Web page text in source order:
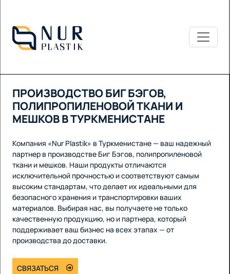
ПРОИЗВОДСТВО БИГ БЭГОВ,
ПОЛИПРОПИЛЕНОВОЙ ТКАНИ И
МЕШКОВ В ТУРКМЕНИСТАНЕ
Компания «Nur Plastik» в Туркменистане — ваш надежный
партнер в производстве Биг Бэгов, полипропиленовой
ткани и мешков. Наши продукты отличаются
исключительной прочностью и соответствуют самым
высоким стандартам, что делает их идеальными для
безопасного хранения и транспортировки ваших
материалов. Выбирая нас, вы получаете не только
качественную продукцию, но и партнера, который
поддерживает ваш бизнес на всех этапах — от
производства до доставки.
СВЯЗАТЬСЯ